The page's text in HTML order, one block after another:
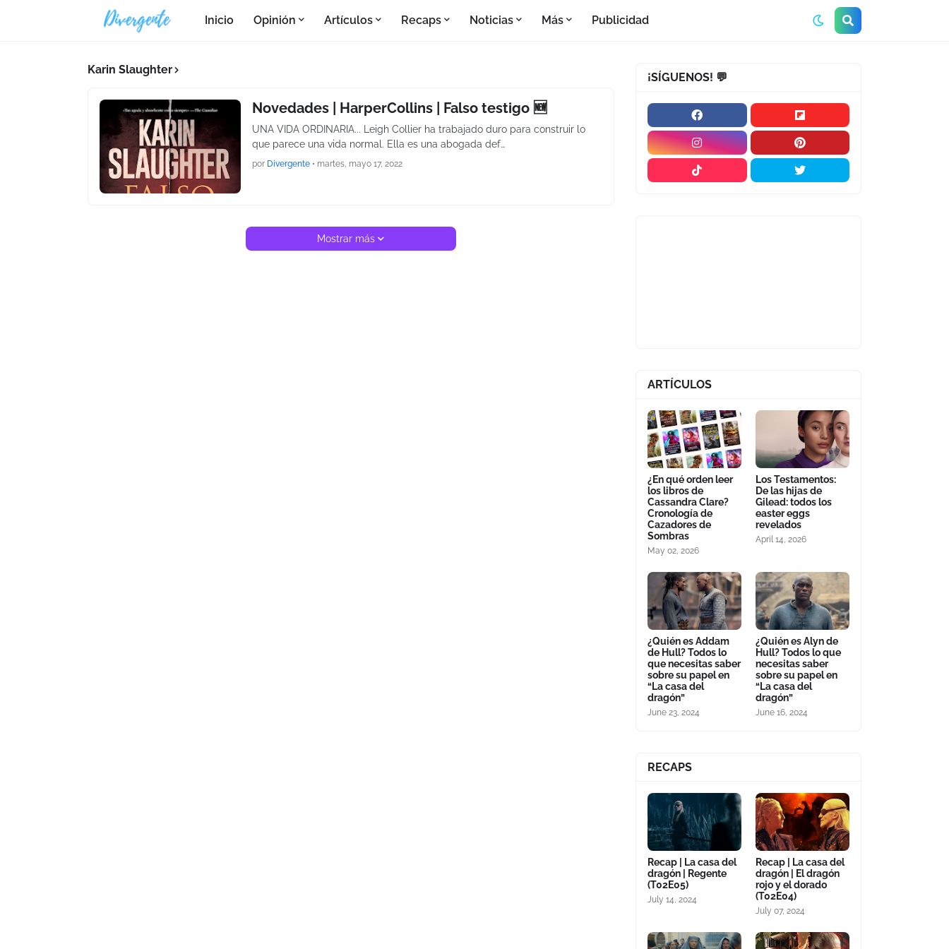
Inicio Opinión Artículos Recaps Noticias Más Publicidad
Karin Slaughter
Novedades | HarperCollins | Falso testigo 🆕
UNA VIDA ORDINARIA... Leigh Collier ha trabajado duro para construir lo
que parece una vida normal. Ella es una abogada def…
por Divergente • martes, mayo 17, 2022
Mostrar más
¡SÍGUENOS! 💬
ARTÍCULOS
¿En qué orden leer
los libros de
Cassandra Clare?
Cronología de
Cazadores de
Sombras
May 02, 2026
Los Testamentos:
De las hijas de
Gilead: todos los
easter eggs
revelados
April 14, 2026
¿Quién es Addam
de Hull? Todos lo
que necesitas saber
sobre su papel en
“La casa del
dragón”
June 23, 2024
¿Quién es Alyn de
Hull? Todos lo que
necesitas saber
sobre su papel en
“La casa del
dragón”
June 16, 2024
RECAPS
Recap | La casa del
dragón | Regente
(T02E05)
July 14, 2024
Recap | La casa del
dragón | El dragón
rojo y el dorado
(T02E04)
July 07, 2024